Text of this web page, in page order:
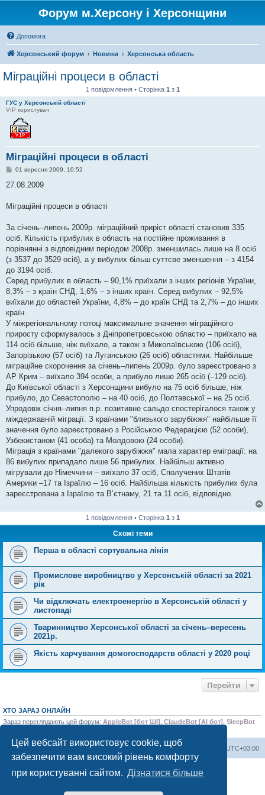
Цей вебсайт використовує cookie, щоб
забезпечити вам високий рівень комфорту
при користуванні сайтом. Дізнатися більше
Форум м.Херсону і Херсонщини
Допомога
Херсонський форум Новини Херсонська область
Міграційні процеси в області
1 повідомлення • Сторінка 1 з 1
ГУС у Херсонській області
VIP користувач
Міграційні процеси в області
П
в
о
е
н
я
01 вересня 2009, 10:52
27.08.2009
Міграційні процеси в області
За січень–липень 2009р. міграційний приріст області становив 335
осіб. Кількість прибулих в область на постійне проживання в
порівнянні з відповідним періодом 2008р. зменшилась лише на 8 осіб
(з 3537 до 3529 осіб), а у вибулих більш суттєве зменшення – з 4154
до 3194 осіб.
Серед прибулих в область – 90,1% приїхали з інших регіонів України,
8,3% – з країн СНД, 1,6% – з інших країн. Серед вибулих – 92,5%
виїхали до областей України, 4,8% – до країн СНД та 2,7% – до інших
країн.
У міжрегіональному потоці максимальне значення міграційного
приросту сформувалось з Дніпропетровською областю – приїхало на
114 осіб більше, ніж виїхало, а також з Миколаївською (106 осіб),
Запорізькою (57 осіб) та Луганською (26 осіб) областями. Найбільше
міграційне скорочення за січень–липень 2009р. було зареєстровано з
АР Крим – виїхало 394 особи, а прибуло лише 265 осіб (–129 осіб).
До Київської області з Херсонщини вибуло на 75 осіб більше, ніж
прибуло, до Севастополю – на 40 осіб, до Полтавської – на 25 осіб.
Упродовж січня–липня п.р. позитивне сальдо спостерігалося також у
міждержавній міграції. З країнами "близького зарубіжжя" найбільше її
значення було зареєстровано з Російською Федерацією (52 особи),
Узбекистаном (41 особа) та Молдовою (24 особи).
Міграція з країнами "далекого зарубіжжя" мала характер еміграції: на
86 вибулих припадало лише 56 прибулих. Найбільш активно
мігрували до Німеччини – виїхало 37 осіб, Сполучених Штатів
Америки –17 та Ізраїлю – 16 осіб. Найбільша кількість прибулих була
зареєстрована з Ізраїлю та В’єтнаму, 21 та 11 осіб, відповідно.
1 повідомлення • Сторінка 1 з 1
Схожі теми
Перша в області сортувальна лінія
Промислове виробництво у Херсонській області за 2021
рік
Чи відключать електроенергію в Херсонській області у
листопаді
Тваринництво Херсонської області за січень–вересень
2021р.
Якість харчування домогосподарств області у 2020 році
Перейти
ХТО ЗАРАЗ ОНЛАЙН
Зараз переглядають цей форум: AppleBot [бот ШІ] ClaudeBot [AI бот] SleepBot
Херсонський форум UTC+03:00
Команда
Працює на phpBB® Forum Software © phpBB Limited
Конфіденційність